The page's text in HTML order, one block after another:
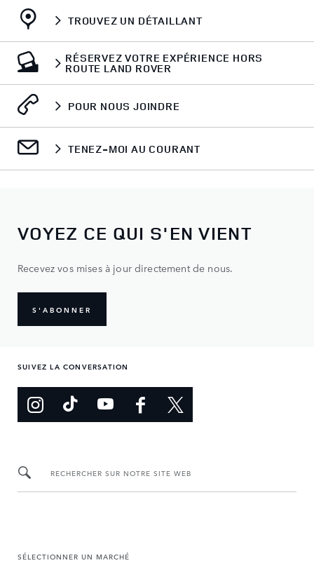
TROUVEZ UN DÉTAILLANT
RÉSERVEZ VOTRE EXPÉRIENCE HORS
ROUTE LAND ROVER
POUR NOUS JOINDRE
TENEZ-MOI AU COURANT
VOYEZ CE QUI S'EN VIENT
Recevez vos mises à jour directement de nous.
S'ABONNER
SUIVEZ LA CONVERSATION
RECHERCHER SUR NOTRE SITE WEB
SÉLECTIONNER UN MARCHÉ